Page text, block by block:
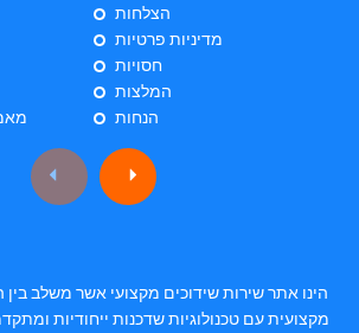
הצלחות
מדיניות פרטיות
חסויות
המלצות
הנחות
הינו אתר שירות שידוכים מקצועי אשר משלב
מקצועית עם טכנולוגיות שדכנות ייחודיות